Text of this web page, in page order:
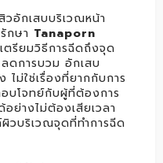
วอักเสบบริเวณหน้า
กษา Tanaporn
ตรียมวิธีการฉีดถึงจุด
ดการบวม อักเสบ
ไม่ใช่เรื่องที่ยากกับการ
บโจทย์กับผู้ที่ต้องการ
ย่างไม่ต้องเสียเวลา
วบริเวณจุดที่ทำการฉีด